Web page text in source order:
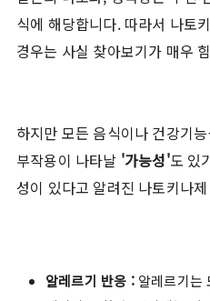
식에 해당합니다. 따라서 나토
경우는 사실 찾아보기가 매우
하지만 모든 음식이나 건강기
부작용이 나타날 '가능성'도 있
성이 있다고 알려진 나토키나
알레르기 반응 :알레르기는